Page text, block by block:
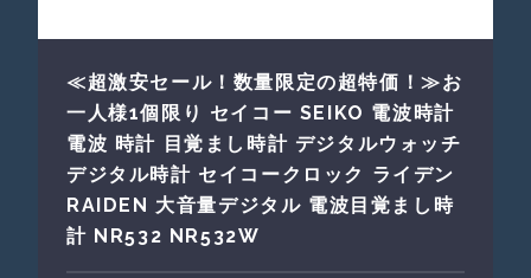
≪超激安セール！数量限定の超特価！≫お
一人様1個限り セイコー SEIKO 電波時計
電波 時計 目覚まし時計 デジタルウォッチ
デジタル時計 セイコークロック ライデン
RAIDEN 大音量デジタル 電波目覚まし時
計 NR532 NR532W